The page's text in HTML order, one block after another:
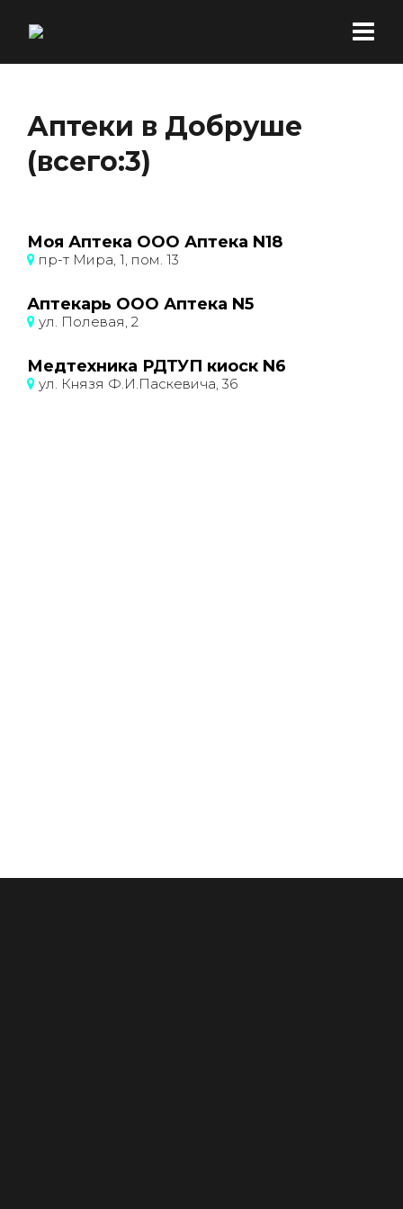
Аптеки в Добруше
(всего:3)
Моя Аптека ООО Аптека N18
пр-т Мира, 1, пом. 13
Аптекарь ООО Аптека N5
ул. Полевая, 2
Медтехника РДТУП киоск N6
ул. Князя Ф.И.Паскевича, 36